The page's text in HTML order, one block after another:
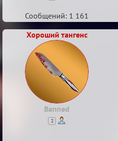
Сообщений: 1 161
Хороший тангенс
Banned
2